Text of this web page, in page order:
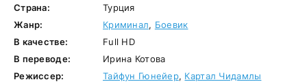
Страна:
Турция
Жанр:
Криминал, Боевик
В качестве:
Full HD
В переводе:
Ирина Котова
Режиссер:
Тайфун Гюнейер, Картал Чидамлы